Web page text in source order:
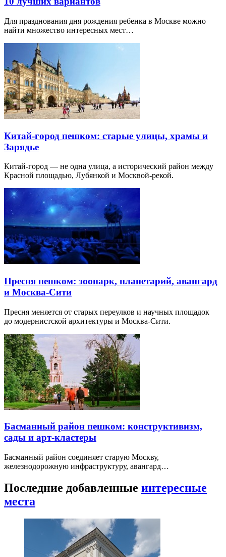
Для празднования дня рождения ребенка в Москве можно
найти множество интересных мест…
Китай-город пешком: старые улицы, храмы и
Зарядье
Китай-город — не одна улица, а исторический район между
Красной площадью, Лубянкой и Москвой-рекой.
Пресня пешком: зоопарк, планетарий, авангард
и Москва-Сити
Пресня меняется от старых переулков и научных площадок
до модернистской архитектуры и Москва-Сити.
Басманный район пешком: конструктивизм,
сады и арт-кластеры
Басманный район соединяет старую Москву,
железнодорожную инфраструктуру, авангард…
Последние добавленные интересные
места